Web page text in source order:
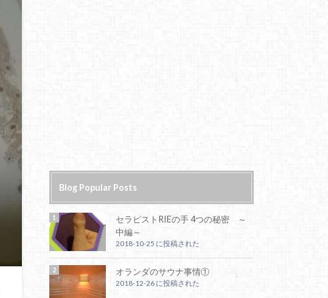
Blog Popular Posts
セラピストRIEの手 4つの秘密 ～
中編～
2018-10-25 に投稿された
オランダのサウナ事情①
2018-12-26 に投稿された